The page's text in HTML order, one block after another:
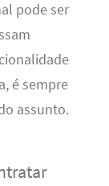
pode ser
é sempre
assunto.